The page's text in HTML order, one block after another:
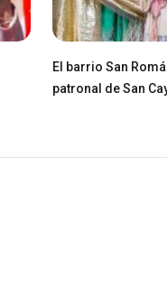
El barrio San
patronal de San